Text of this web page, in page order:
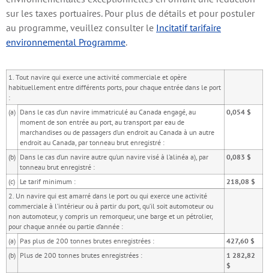
sur les taxes portuaires. Pour plus de détails et pour postuler
au programme, veuillez consulter le Incitatif tarifaire
environnemental Programme.
1. Tout navire qui exerce une activité commerciale et opère
habituellement entre différents ports, pour chaque entrée dans le port
:
(a) Dans le cas d’un navire immatriculé au Canada engagé, au
moment de son entrée au port, au transport par eau de
marchandises ou de passagers d’un endroit au Canada à un autre
endroit au Canada, par tonneau brut enregistré :
0,054 $
(b) Dans le cas d’un navire autre qu’un navire visé à l’alinéa a), par
tonneau brut enregistré :
0,083 $
(c) Le tarif minimum :
218,08 $
2. Un navire qui est amarré dans le port ou qui exerce une activité
commerciale à l’intérieur ou à partir du port, qu’il soit automoteur ou
non automoteur, y compris un remorqueur, une barge et un pétrolier,
pour chaque année ou partie d’année :
(a) Pas plus de 200 tonnes brutes enregistrées :
427,60 $
(b) Plus de 200 tonnes brutes enregistrées :
1 282,82
$